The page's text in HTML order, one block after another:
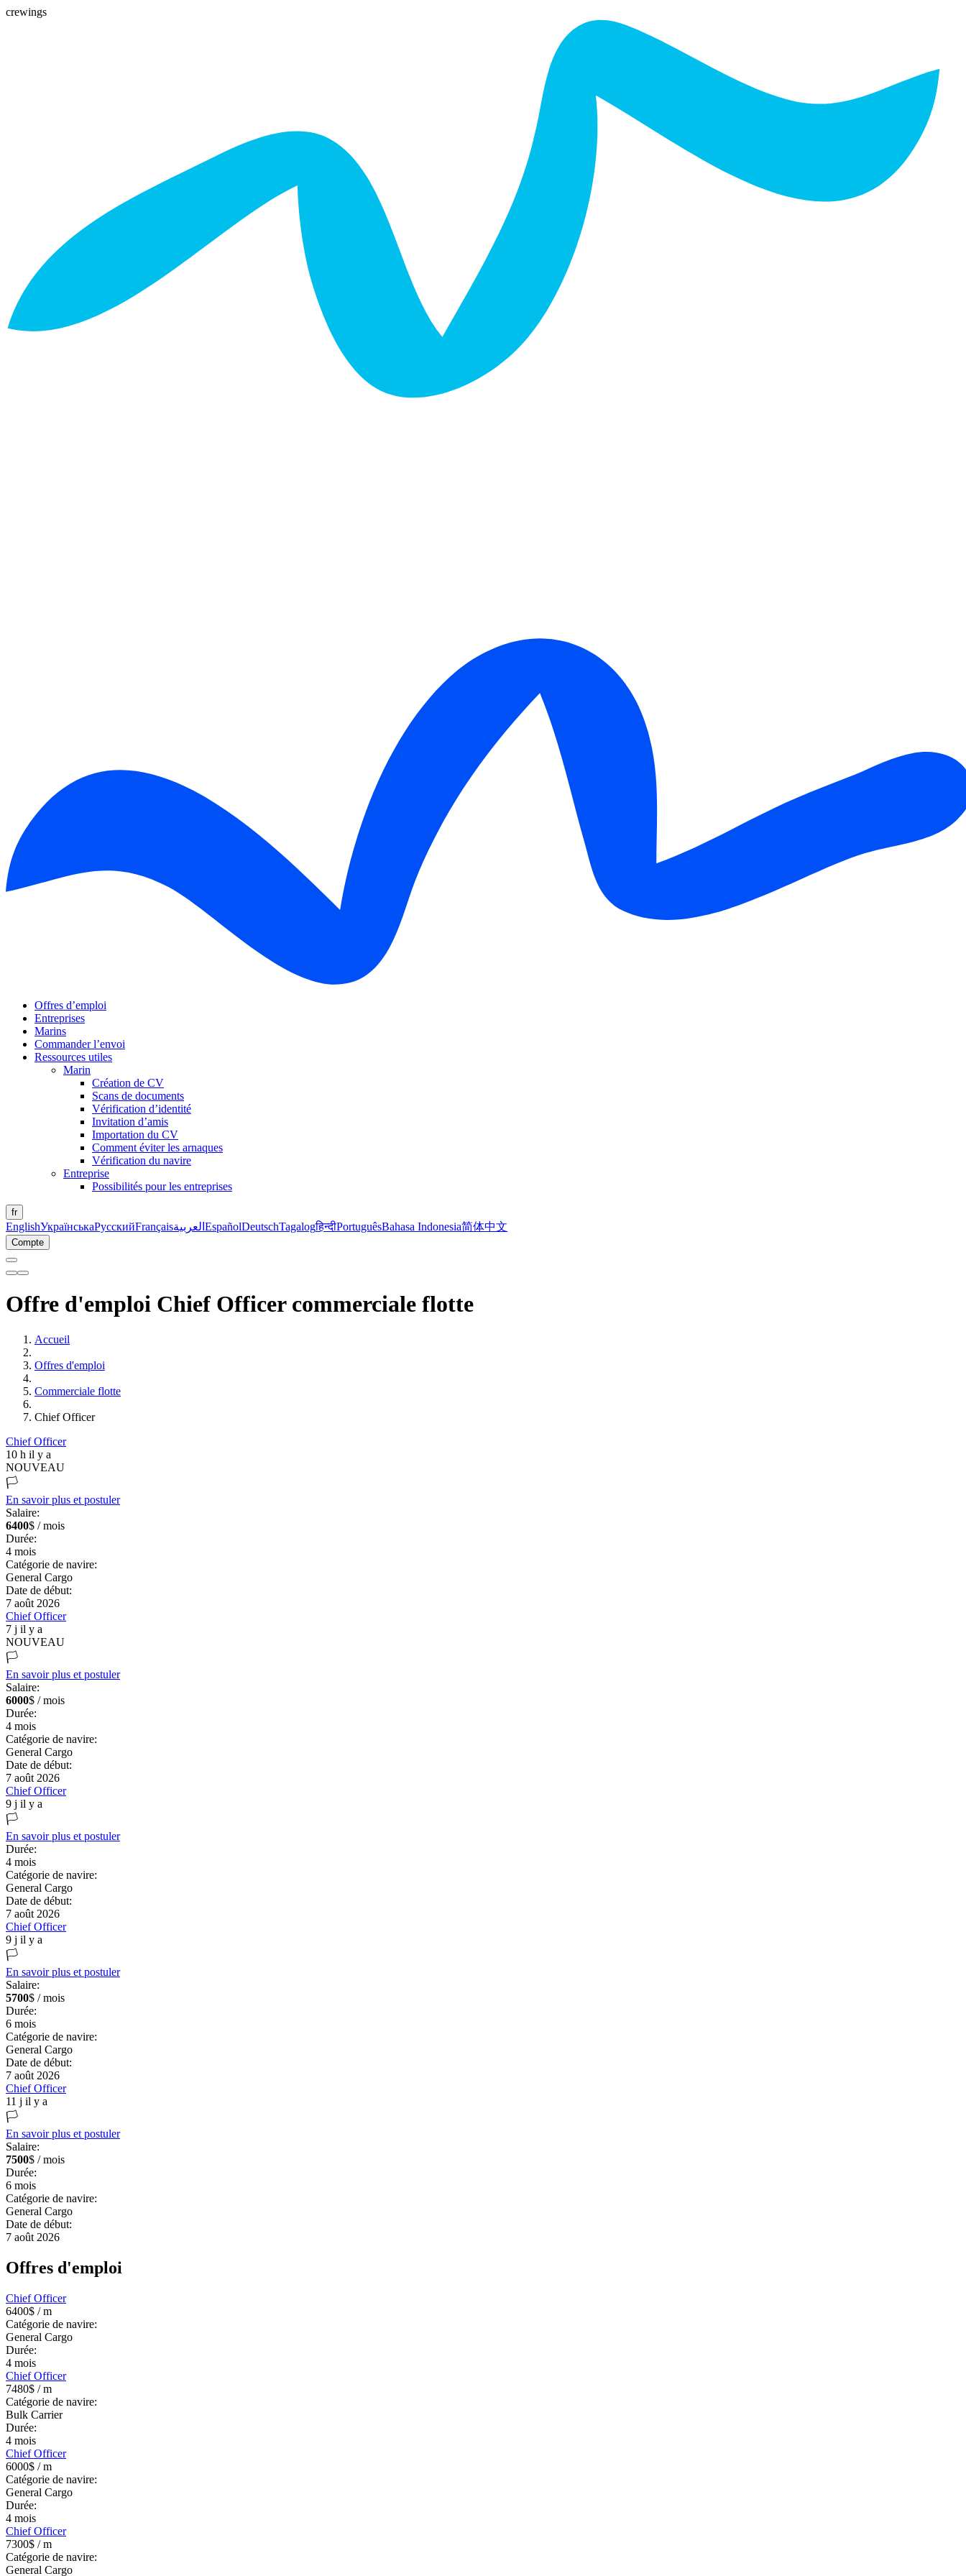
crewings
Offres d’emploi
Entreprises
Marins
Commander l’envoi
Ressources utiles
Marin
Création de CV
Scans de documents
Vérification d’identité
Invitation d’amis
Importation du CV
Comment éviter les arnaques
Vérification du navire
Entreprise
Possibilités pour les entreprises
fr
EnglishУкраїнськаРусскийFrançaisالعربية EspañolDeutschTagalogहिन्दीPortuguêsBahasa Indonesia简体中文
Compte
Offre d'emploi Chief Officer commerciale flotte
Accueil
Offres d'emploi
Commerciale flotte
Chief Officer
Chief Officer
10 h il y a
NOUVEAU
🏳️
En savoir plus et postuler
Salaire:
6400$ / mois
Durée:
4 mois
Catégorie de navire:
General Cargo
Date de début:
7 août 2026
Chief Officer
7 j il y a
NOUVEAU
🏳️
En savoir plus et postuler
Salaire:
6000$ / mois
Durée:
4 mois
Catégorie de navire:
General Cargo
Date de début:
7 août 2026
Chief Officer
9 j il y a
🏳️
En savoir plus et postuler
Durée:
4 mois
Catégorie de navire:
General Cargo
Date de début:
7 août 2026
Chief Officer
9 j il y a
🏳️
En savoir plus et postuler
Salaire:
5700$ / mois
Durée:
6 mois
Catégorie de navire:
General Cargo
Date de début:
7 août 2026
Chief Officer
11 j il y a
🏳️
En savoir plus et postuler
Salaire:
7500$ / mois
Durée:
6 mois
Catégorie de navire:
General Cargo
Date de début:
7 août 2026
Offres d'emploi
Chief Officer
6400$ / m
Catégorie de navire:
General Cargo
Durée:
4 mois
Chief Officer
7480$ / m
Catégorie de navire:
Bulk Carrier
Durée:
4 mois
Chief Officer
6000$ / m
Catégorie de navire:
General Cargo
Durée:
4 mois
Chief Officer
7300$ / m
Catégorie de navire:
General Cargo